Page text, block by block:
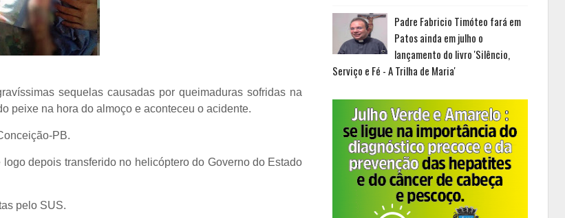
sequelas causadas por queimaduras sofridas na
peixe na hora do almoço e aconteceu o acidente.
PB.
depois transferido no helicóptero do Governo do Estado
pelo SUS.
Padre Fabricio Timóteo fará em
Patos ainda em julho o
lançamento do livro 'Silêncio,
Serviço e Fé - A Trilha de Maria'